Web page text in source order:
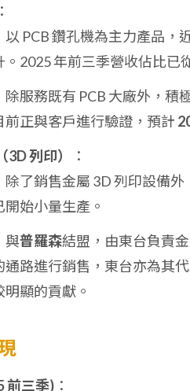
：
以 PCB 鑽孔機為主力產品，
。2025 年前三季營收佔比已
除服務既有 PCB 大廠外，
前正與客戶進行驗證，預計
列印）
：
除了銷售金屬 3D 列印設備
開始小量生產。
與普羅森結盟，由東台負責
通路進行銷售，東台亦為其
顯的貢獻。
前三季) ：